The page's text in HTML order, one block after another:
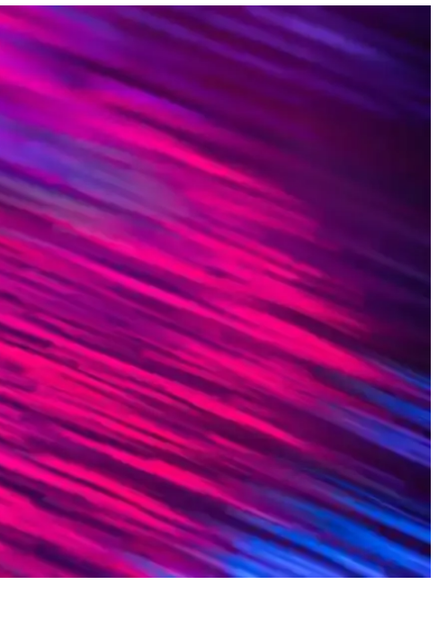
model ve renk seçenekleriyle her tarz için ideal.
için ideal seçimler.
tarzınıza uygun tercih yapmanızı sağlar.
tarzınıza uygun ideal gözlüğü seçebilirsiniz.
bir arada sunar.